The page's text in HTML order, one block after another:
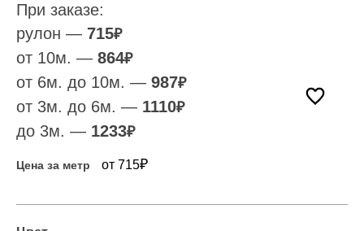
При заказе:
рулон — 715₽
от 10м. — 864₽
от 6м. до 10м. — 987₽
от 3м. до 6м. — 1110₽
до 3м. — 1233₽
Цена за метр от 715₽